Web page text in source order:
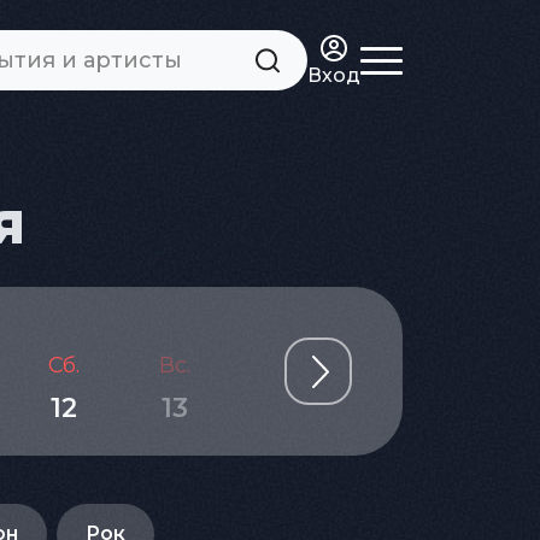
Вход
Сб.
12
Вс.
13
Пн.
14 15
Рок